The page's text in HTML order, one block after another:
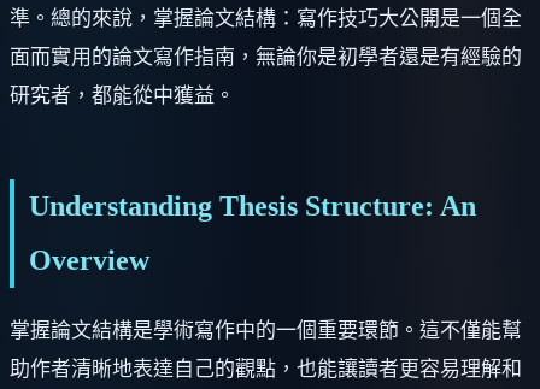
準。總的來說，掌握論文結構：寫作技巧大公開是一個全
面而實用的論文寫作指南，無論你是初學者還是有經驗的
研究者，都能從中獲益。
Understanding Thesis Structure: An
Overview
掌握論文結構是學術寫作中的一個重要環節。這不僅能幫
助作者清晰地表達自己的觀點，也能讓讀者更容易理解和